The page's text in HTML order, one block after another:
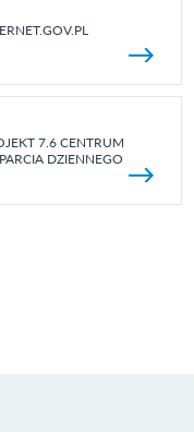
7.6 CENTRUM
DZIENNEGO